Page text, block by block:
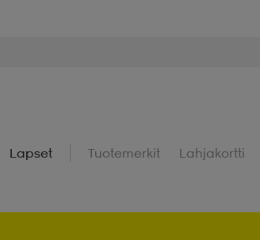
Lapset Tuotemerkit Lahjakortti